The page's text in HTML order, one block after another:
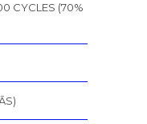
CYCLES (70%